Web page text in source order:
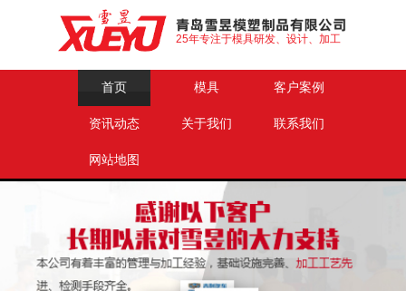
25年专注于模具研发、设计、加工
首页 模具 客户案例
资讯动态 关于我们 联系我们
网站地图